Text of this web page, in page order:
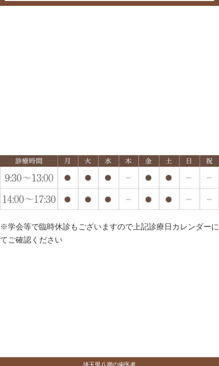
※学会等で臨時休診もございますので上記診療日カレンダーに
てご確認ください
埼玉県八潮の歯医者